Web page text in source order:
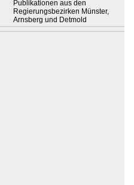
Publikationen aus den
Regierungsbezirken Münster,
Arnsberg und Detmold